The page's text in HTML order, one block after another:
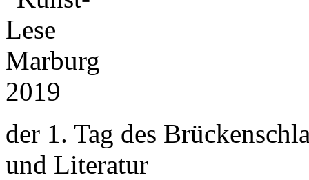
der 1. Tag des
und Literatur